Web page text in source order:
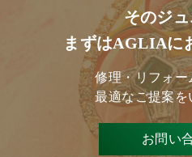
そのジ
まずはAGLIAに
修理・リフォ
最適なご提案を
お問い